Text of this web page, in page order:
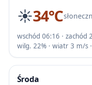
☀️34℃
wschód 06:16 · zachód
wilg. 22% · wiatr 3 m/s
Środa